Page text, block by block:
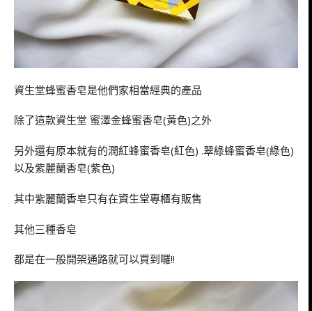
資生堂蜂蜜香皂是他們家相當經典的產品
除了這款資生堂 蜜澤金蜂蜜香皂(黃色)之外
另外還有原本就有的潤紅蜂蜜香皂(紅色) .翠綠蜂蜜香皂(綠色)
以及紫麗蘭香皂(紫色)
其中紫麗蘭香皂只有在資生堂專櫃有販售
其他三種香皂
都是在一般開架通路就可以買到囉!!